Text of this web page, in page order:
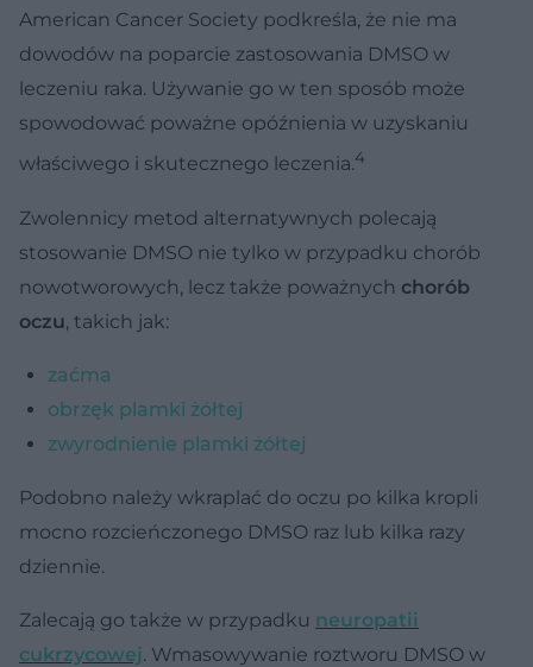
American Cancer Society podkreśla, że nie ma
dowodów na poparcie zastosowania DMSO w
leczeniu raka. Używanie go w ten sposób może
spowodować poważne opóźnienia w uzyskaniu
właściwego i skutecznego leczenia.4
Zwolennicy metod alternatywnych polecają
stosowanie DMSO nie tylko w przypadku chorób
nowotworowych, lecz także poważnych chorób
oczu, takich jak:
zaćma
obrzęk plamki żółtej
zwyrodnienie plamki żółtej
Podobno należy wkraplać do oczu po kilka kropli
mocno rozcieńczonego DMSO raz lub kilka razy
dziennie.
Zalecają go także w przypadku neuropatii
cukrzycowej. Wmasowywanie roztworu DMSO w